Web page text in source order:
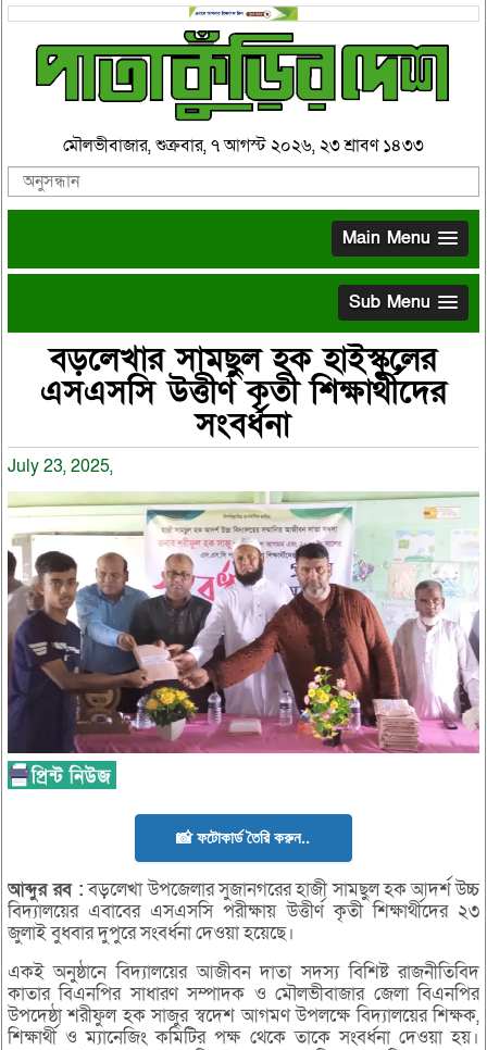
মৌলভীবাজার, শুক্রবার, ৭ আগস্ট ২০২৬, ২৩ শ্রাবণ ১৪৩৩
Main Menu
Sub Menu
বড়লেখার সামছুল হক হাইস্কুলের
এসএসসি উত্তীর্ণ কৃতী শিক্ষার্থীদের
সংবর্ধনা
July 23, 2025,
📸 ফটোকার্ড তৈরি করুন..
আব্দুররব :বড়লেখা উপজেলার সুজানগরের হাজী সামছুল হক আদর্শ উচ্চ
বিদ্যালয়ের এবাবের এসএসসি পরীক্ষায় উত্তীর্ণ কৃতী শিক্ষার্থীদের ২৩
জুলাই বুধবার দুপুরে সংবর্ধনা দেওয়া হয়েছে।
একই অনুষ্ঠানে বিদ্যালয়ের আজীবন দাতা সদস্য বিশিষ্ট রাজনীতিবিদ
কাতার বিএনপির সাধারণ সম্পাদক ও মৌলভীবাজার জেলা বিএনপির
উপদেষ্ঠা শরীফুল হক সাজুর স্বদেশ আগমণ উপলক্ষে বিদ্যালয়ের শিক্ষক,
শিক্ষার্থী ও ম্যানেজিং কমিটির পক্ষ থেকে তাকে সংবর্ধনা দেওয়া হয়।